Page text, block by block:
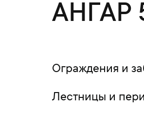
АНГАР
Ограждения и
Лестницы и